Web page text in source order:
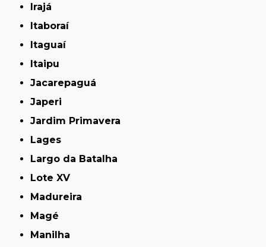
Irajá
Itaboraí
Itaguaí
Itaipu
Jacarepaguá
Japeri
Jardim Primavera
Lages
Largo da Batalha
Lote XV
Madureira
Magé
Manilha